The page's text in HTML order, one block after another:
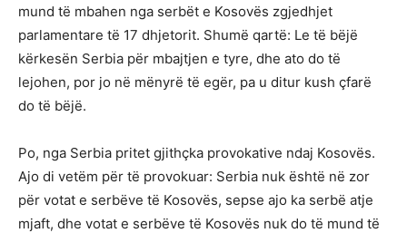
mund të mbahen nga serbët e Kosovës zgjedhjet
parlamentare të 17 dhjetorit. Shumë qartë: Le të bëjë
kërkesën Serbia për mbajtjen e tyre, dhe ato do të
lejohen, por jo në mënyrë të egër, pa u ditur kush çfarë
do të bëjë.
Po, nga Serbia pritet gjithçka provokative ndaj Kosovës.
Ajo di vetëm për të provokuar: Serbia nuk është në zor
për votat e serbëve të Kosovës, sepse ajo ka serbë atje
mjaft, dhe votat e serbëve të Kosovës nuk do të mund të